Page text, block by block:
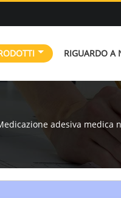
RIGUARDO A
adesiva medica